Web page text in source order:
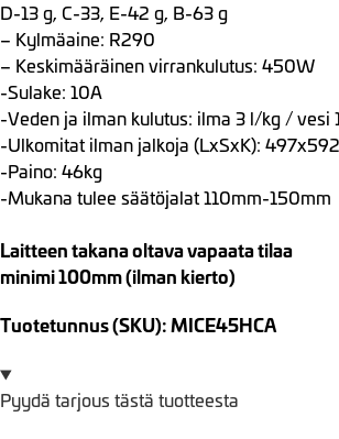
D-13 g, C-33, E-42 g, B-63 g
– Kylmäaine: R290
– Keskimääräinen virrankulutus: 450W
-Sulake: 10A
-Veden ja ilman kulutus: ilma 3 l/kg / vesi
-Ulkomitat ilman jalkoja (LxSxK):
-Paino: 46kg
-Mukana tulee säätöjalat 110mm-150mm
Laitteen takana oltava vapaata tilaa
minimi 100mm (ilman kierto)
Tuotetunnus (SKU): MICE45HCA
Pyydä tarjous tästä tuotteesta